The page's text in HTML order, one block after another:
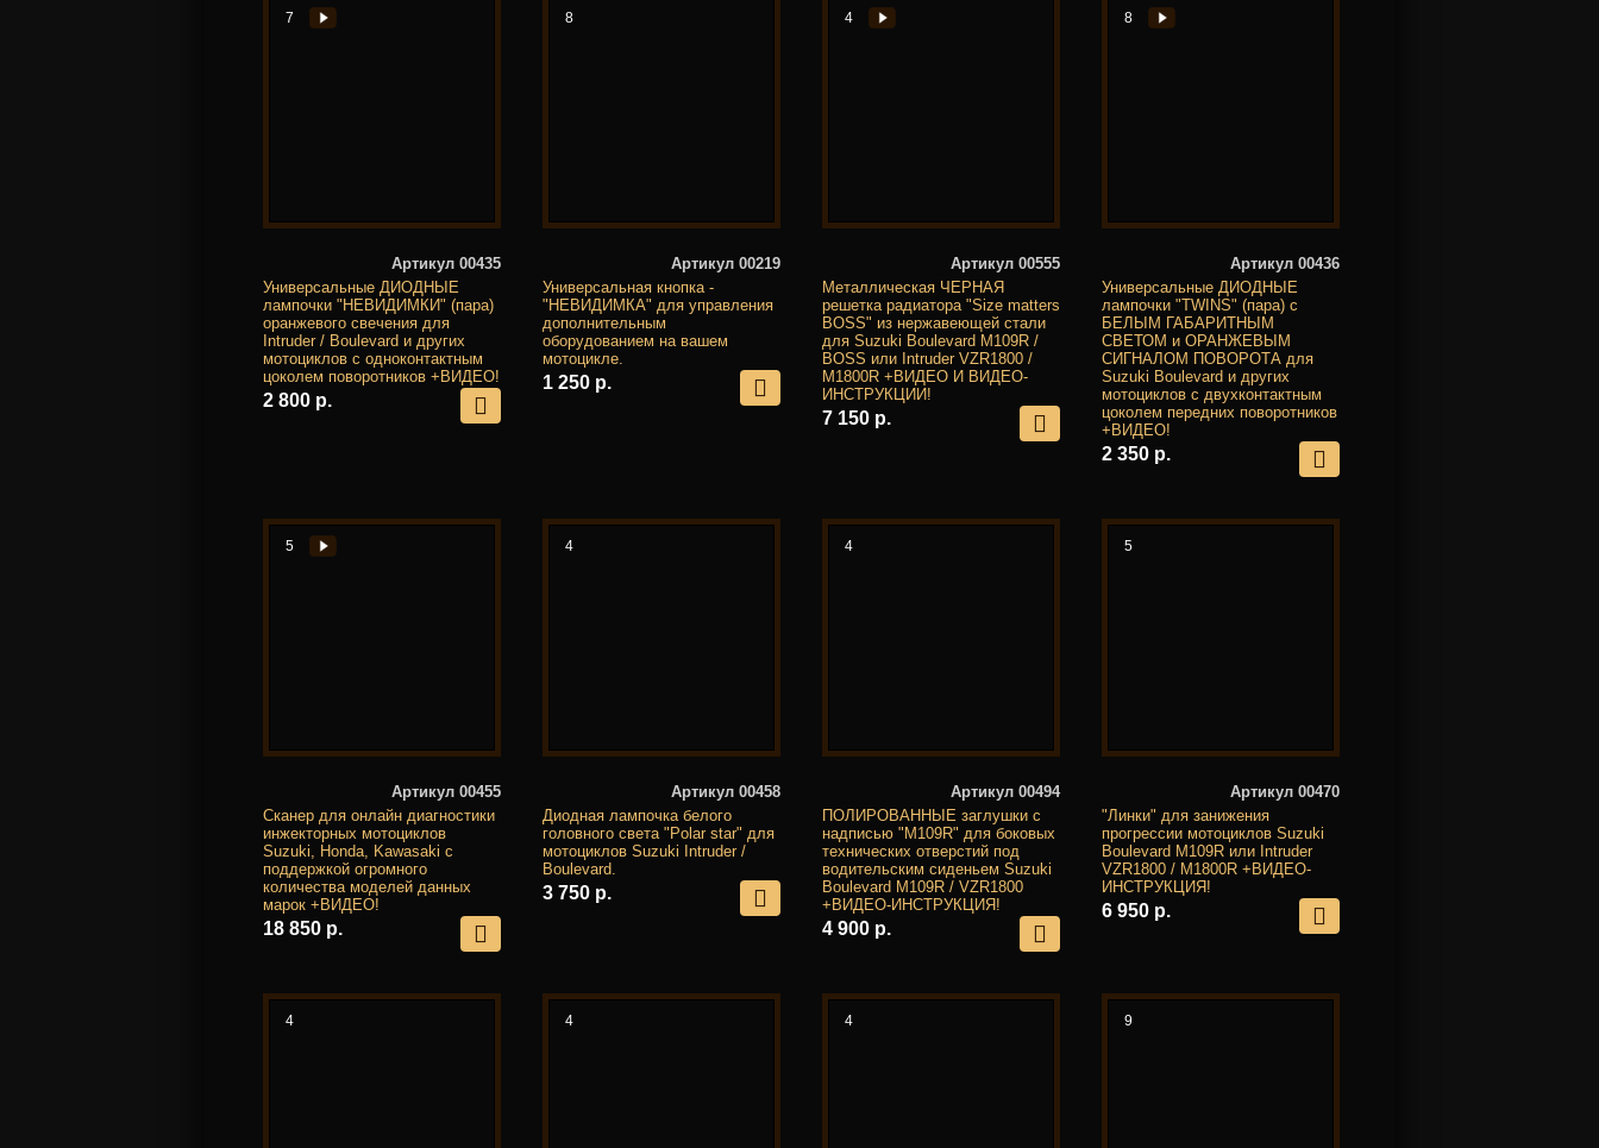
7
Артикул 00435
Универсальные ДИОДНЫЕ
лампочки "НЕВИДИМКИ" (пара)
оранжевого свечения для
Intruder / Boulevard и других
мотоциклов с одноконтактным
цоколем поворотников +ВИДЕО!
2 800 р.
8
Артикул 00219
Универсальная кнопка -
"НЕВИДИМКА" для управления
дополнительным
оборудованием на вашем
мотоцикле.
1 250 р.
4
Артикул 00555
Металлическая ЧЕРНАЯ
решетка радиатора "Size matters
BOSS" из нержавеющей стали
для Suzuki Boulevard M109R /
BOSS или Intruder VZR1800 /
M1800R +ВИДЕО И ВИДЕО-
ИНСТРУКЦИИ!
7 150 р.
8
Артикул 00436
Универсальные ДИОДНЫЕ
лампочки "TWINS" (пара) с
БЕЛЫМ ГАБАРИТНЫМ
СВЕТОМ и ОРАНЖЕВЫМ
СИГНАЛОМ ПОВОРОТА для
Suzuki Boulevard и других
мотоциклов с двухконтактным
цоколем передних поворотников
+ВИДЕО!
2 350 р.
5
Артикул 00455
Сканер для онлайн диагностики
инжекторных мотоциклов
Suzuki, Honda, Kawasaki с
поддержкой огромного
количества моделей данных
марок +ВИДЕО!
18 850 р.
4
Артикул 00458
Диодная лампочка белого
головного света "Polar star" для
мотоциклов Suzuki Intruder /
Boulevard.
3 750 р.
4
Артикул 00494
ПОЛИРОВАННЫЕ заглушки с
надписью "M109R" для боковых
технических отверстий под
водительским сиденьем Suzuki
Boulevard M109R / VZR1800
+ВИДЕО-ИНСТРУКЦИЯ!
4 900 р.
5
Артикул 00470
"Линки" для занижения
прогрессии мотоциклов Suzuki
Boulevard M109R или Intruder
VZR1800 / M1800R +ВИДЕО-
ИНСТРУКЦИЯ!
6 950 р.
4 4 4 9